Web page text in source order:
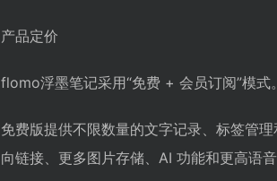
产品定价
flomo浮墨笔记采用“免费 + 会员订阅”模式。
免费版提供不限数量的文字记录、标签管
向链接、更多图片存储、AI 功能和更高语